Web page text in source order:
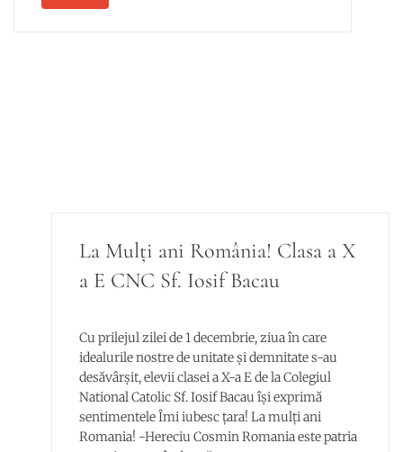
La Mulți ani România! Clasa a X
a E CNC Sf. Iosif Bacau
Cu prilejul zilei de 1 decembrie, ziua în care
idealurile nostre de unitate și demnitate s-au
desăvârșit, elevii clasei a X-a E de la Colegiul
National Catolic Sf. Iosif Bacau își exprimă
sentimentele Îmi iubesc țara! La mulți ani
Romania! -Hereciu Cosmin Romania este patria